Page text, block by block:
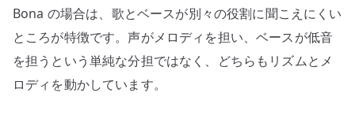
Bona の場合は、歌とベースが別々の役割に聞こえにくい
ところが特徴です。声がメロディを担い、ベースが低音
を担うという単純な分担ではなく、どちらもリズムとメ
ロディを動かしています。